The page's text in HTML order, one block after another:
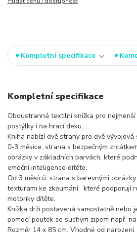
Kompletní specifikace
Kompletní specifikace
Oboustranná textilní knížka pro
postýlky i na hrací deku.
Kniha nabízí dvě strany pro dvě vývojová
0-3 měsíce: strana s bezpečným
obrázky v základních barvách, které
emoční inteligence dítěte.
Od 3 měsíců: strana s barevnými
texturami ke zkoumání, které podporují
motoriky dítěte.
Knížka drží postavená samostatně nebo
pomocí poutek se suchým zipem např.
Rozměr 14 x 85 cm. Vhodné od narození.